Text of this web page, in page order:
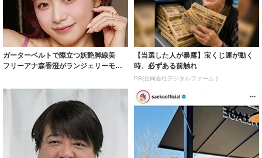
ガーターベルトで際立つ妖艶脚線美
フリーアナ森香澄がランジェリーモデ
【当選した人が暴露】宝くじ運が動く
時、必ずある前触れ
PR(合同会社デジタルファーム )